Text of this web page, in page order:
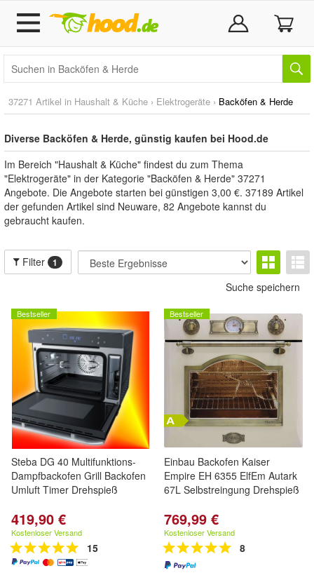
37271 Artikel in Haushalt & Küche › Elektrogeräte › Backöfen & Herde
Diverse Backöfen & Herde, günstig kaufen bei Hood.de
Im Bereich "Haushalt & Küche" findest du zum Thema
"Elektrogeräte" in der Kategorie "Backöfen & Herde" 37271
Angebote. Die Angebote starten bei günstigen 3,00 €. 37189 Artikel
der gefunden Artikel sind Neuware, 82 Angebote kannst du
gebraucht kaufen.
Filter 1
Suche speichern
Bestseller
Steba DG 40 Multifunktions-
Dampfbackofen Grill Backofen
Umluft Timer Drehspieß
419,90 €
Kostenloser Versand
15
Bestseller
Einbau Backofen Kaiser
Empire EH 6355 ElfEm Autark
67L Selbstreingung Drehspieß
769,99 €
Kostenloser Versand
8